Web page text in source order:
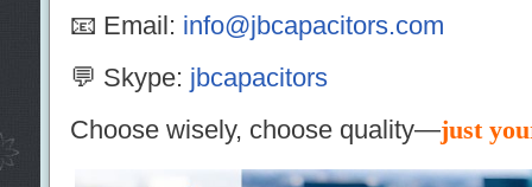
📧 Email: info@jbcapacitors.com
💬 Skype: jbcapacitors
Choose wisely, choose quality—just